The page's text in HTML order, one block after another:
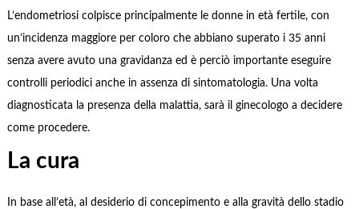
L’endometriosi colpisce principalmente le donne in età fertile, con
un’incidenza maggiore per coloro che abbiano superato i 35 anni
senza avere avuto una gravidanza ed è perciò importante eseguire
controlli periodici anche in assenza di sintomatologia. Una volta
diagnosticata la presenza della malattia, sarà il ginecologo a decidere
come procedere.
La cura
In base all’età, al desiderio di concepimento e alla gravità dello stadio